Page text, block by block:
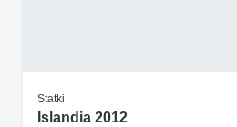
Statki
Islandia 2012